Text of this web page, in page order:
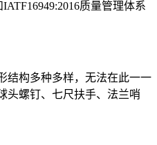
质量管理体系
构多种多样，无法在此一一
头螺钉、七尺扶手、法兰哨